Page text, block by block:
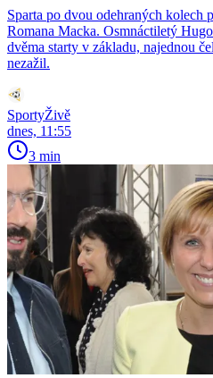
Sparta po dvou odehraných kolech
Romana Macka. Osmnáctiletý
dvěma starty v základu, najednou
nezažil.
SportyŽivě
dnes, 11:55
3 min